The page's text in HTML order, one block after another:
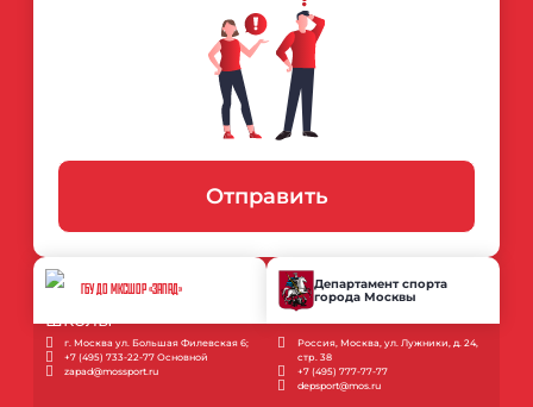
Отправить
ГБУ ДО МКСШОР «ЗАПАД»
г. Москва ул. Большая Филевская 6;
+7 (495) 733-22-77 Основной
zapad@mossport.ru
Департамент спорта
города Москвы
Россия, Москва, ул. Лужники, д. 24,
стр. 38
+7 (495) 777-77-77
depsport@mos.ru